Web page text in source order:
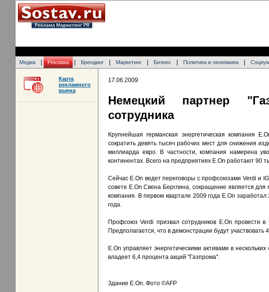
Медиа Реклама Брендинг Маркетинг Бизнес Политика и экономика Социум
17.06.2009
Немецкий партнер
сотрудника
Крупнейшая германская энергетическая компания
сократить девять тысяч рабочих мест для снижения
миллиарда евро. В частности, компания намерена
континентах. Всего на предприятиях E.On работают 90
Сейчас E.On ведет переговоры с профсоюзами Verdi и
совете E.On Свена Берглина, сокращение является
компания. В первом квартале 2009 года E.On
года.
Профсоюз Verdi призвал сотрудников E.On провести
Предполагается, что в демонстрации будут участвовать
E.On управляет энергетическими активами в
владеет 6,4 процента акций "Газпрома".
Здание E.On. Фото ©AFP
Карта
рекламного
рынка